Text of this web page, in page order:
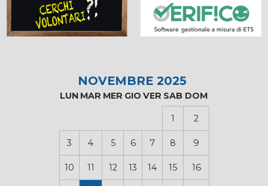
NOVEMBRE 2025
LUN MAR MER GIO VER SAB DOM
1 2
3 4 5 6 7 8 9
10 11 12 13 14 15 16